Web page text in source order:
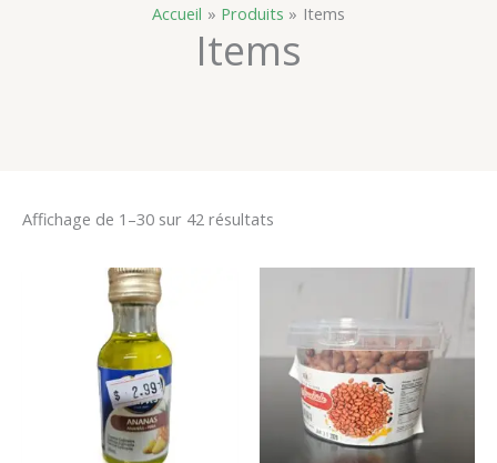
Accueil Produits Items
Items
Affichage de 1–30 sur 42 résultats